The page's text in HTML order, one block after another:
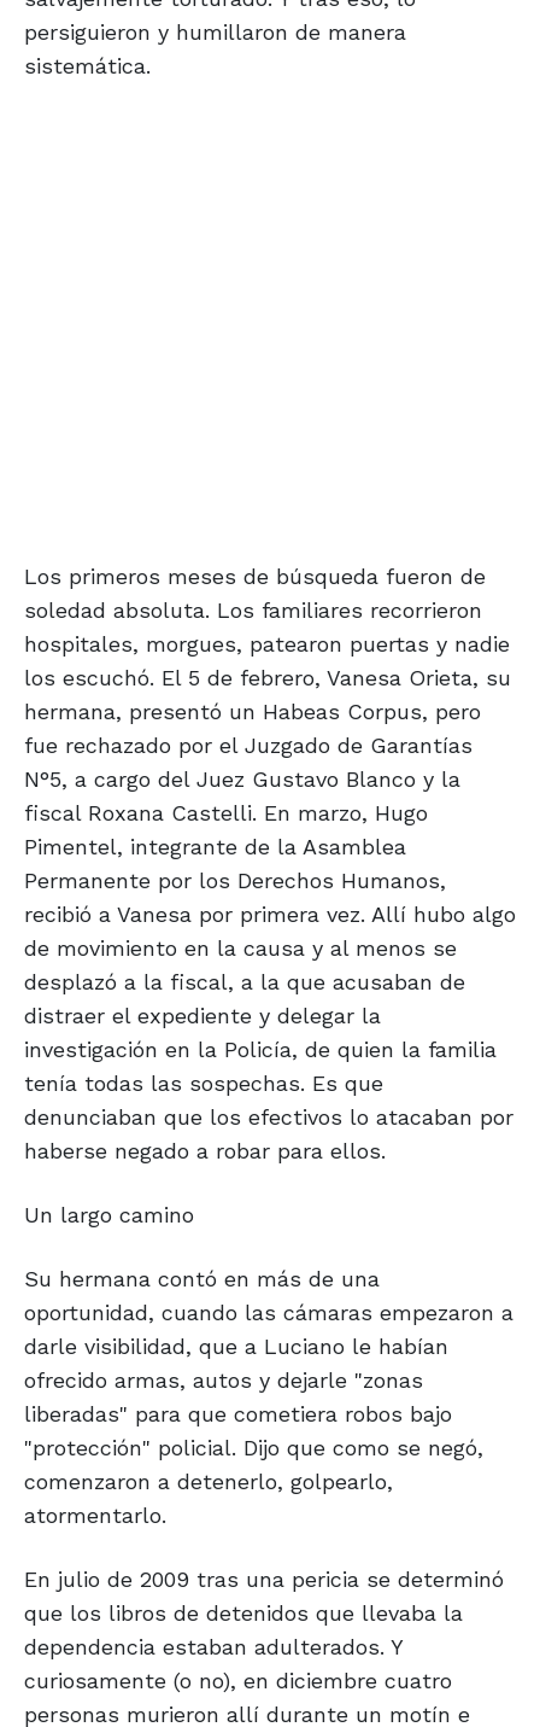
persiguieron y humillaron de manera
sistemática.
Los primeros meses de búsqueda fueron de
soledad absoluta. Los familiares recorrieron
hospitales, morgues, patearon puertas y nadie
los escuchó. El 5 de febrero, Vanesa Orieta, su
hermana, presentó un Habeas Corpus, pero
fue rechazado por el Juzgado de Garantías
N°5, a cargo del Juez Gustavo Blanco y la
fiscal Roxana Castelli. En marzo, Hugo
Pimentel, integrante de la Asamblea
Permanente por los Derechos Humanos,
recibió a Vanesa por primera vez. Allí hubo algo
de movimiento en la causa y al menos se
desplazó a la fiscal, a la que acusaban de
distraer el expediente y delegar la
investigación en la Policía, de quien la familia
tenía todas las sospechas. Es que
denunciaban que los efectivos lo atacaban por
haberse negado a robar para ellos.
Un largo camino
Su hermana contó en más de una
oportunidad, cuando las cámaras empezaron a
darle visibilidad, que a Luciano le habían
ofrecido armas, autos y dejarle "zonas
liberadas" para que cometiera robos bajo
"protección" policial. Dijo que como se negó,
comenzaron a detenerlo, golpearlo,
atormentarlo.
En julio de 2009 tras una pericia se determinó
que los libros de detenidos que llevaba la
dependencia estaban adulterados. Y
curiosamente (o no), en diciembre cuatro
personas murieron allí durante un motín e